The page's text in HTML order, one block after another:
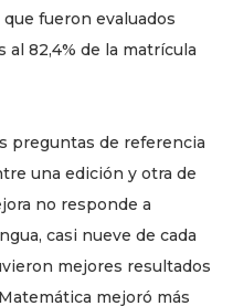
fueron evaluados
82,4% de la matrícula
preguntas de referencia
una edición y otra de
no responde a
casi nueve de cada
mejores resultados
mejoró más